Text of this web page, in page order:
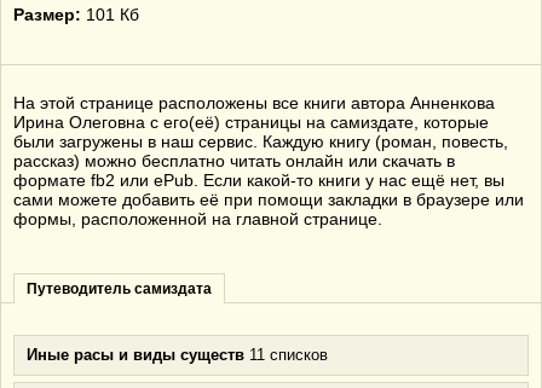
Размер: 101 Кб
На этой странице расположены все книги автора Анненкова
Ирина Олеговна с его(её) страницы на самиздате, которые
были загружены в наш сервис. Каждую книгу (роман, повесть,
рассказ) можно бесплатно читать онлайн или скачать в
формате fb2 или ePub. Если какой-то книги у нас ещё нет, вы
сами можете добавить её при помощи закладки в браузере или
формы, расположенной на главной странице.
Путеводитель самиздата
Иные расы и виды существ 11 списков